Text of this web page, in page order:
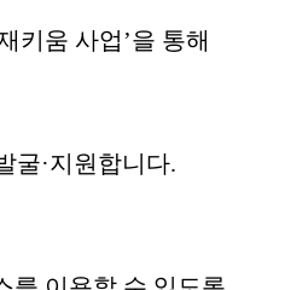
키움 사업’을 통해
굴·지원합니다.